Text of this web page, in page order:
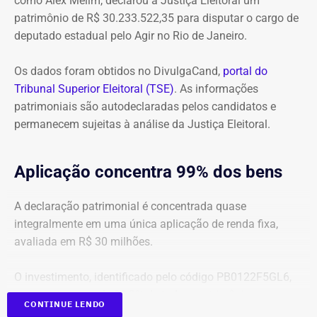
cobra R$ 778,9 mil de multa civil e R$ 11,9 milhões por
danos morais coletivos.
Globo”
patrimônio de R$ 30.233.522,35 para disputar o cargo de
deputado estadual pelo Agir no Rio de Janeiro.
Os dados foram obtidos no DivulgaCand, portal do
Tribunal Superior Eleitoral (TSE). As informações
patrimoniais são autodeclaradas pelos candidatos e
permanecem sujeitas à análise da Justiça Eleitoral.
Aplicação concentra 99% dos bens
A declaração patrimonial é concentrada quase
integralmente em uma única aplicação de renda fixa,
avaliada em R$ 30 milhões.
O investimento, identificado pelo código PB0122F5GL6,
representa cerca de 99,2% de todo o patrimônio
CONTINUE LENDO